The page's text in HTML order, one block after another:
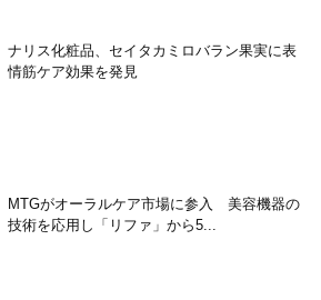
ナリス化粧品、セイタカミロバラン果実に表
情筋ケア効果を発見
MTGがオーラルケア市場に参入 美容機器の
技術を応用し「リファ」から5...